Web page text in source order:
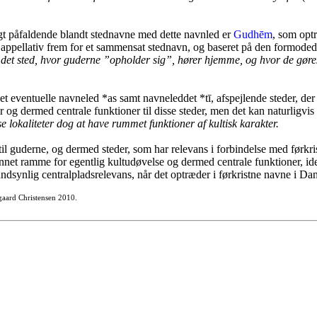
blandt stednavne med dette navnled erGudhēm, som
frem for et sammensat stednavn, og baseret på den
sted, hvor guderne ”opholder sig”, hører hjemme, og hvor de
eventuelle navneled *as samt navneleddet *tī, afspejlende steder,
dermed centrale funktioner til disse steder, men det kan
lokaliteter dog at have rummet funktioner af kultisk karakter.
og dermed steder, som har relevans i forbindelse med
ramme for egentlig kultudøvelse og dermed centrale funktioner,
centralpladsrelevans, når det optræder i førkristne navne i
Christensen 2010.